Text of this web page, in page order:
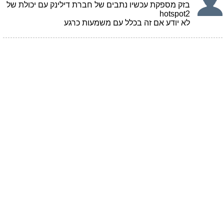
בזק מספקת עכשיו נתבים של חברת דילינק עם יכולת של
hotspot2
לא יודע אם זה בכלל עם משמעות כרגע